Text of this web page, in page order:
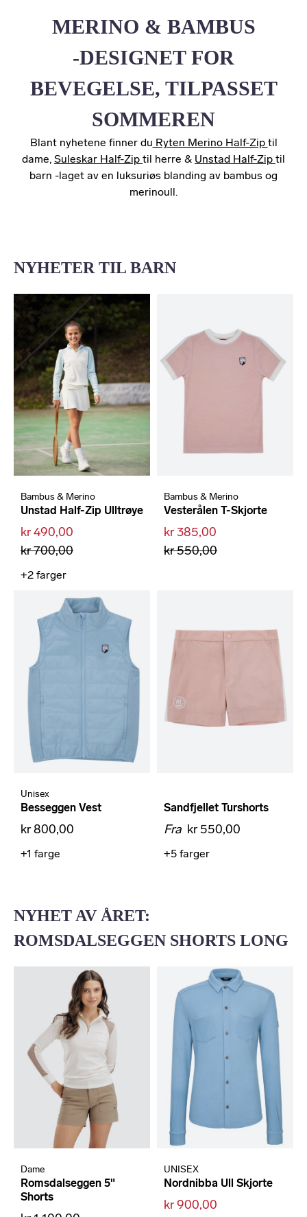
MERINO & BAMBUS
-DESIGNET FOR
BEVEGELSE, TILPASSET
SOMMEREN
Blant nyhetene finner du Ryten Merino Half-Zip til
dame, Suleskar Half-Zip til herre & Unstad Half-Zip til
barn -laget av en luksuriøs blanding av bambus og
merinoull.
NYHETER TIL BARN
Bambus & Merino
Unstad Half-Zip Ulltrøye
kr 490,00
kr 700,00
+2 farger
Bambus & Merino
Vesterålen T-Skjorte
kr 385,00
kr 550,00
Unisex
Besseggen Vest
kr 800,00
+1 farge
Sandfjellet Turshorts
Fra kr 550,00
+5 farger
NYHET AV ÅRET:
ROMSDALSEGGEN SHORTS LONG
Dame
Romsdalseggen 5"
Shorts
UNISEX
Nordnibba Ull Skjorte
kr 900,00